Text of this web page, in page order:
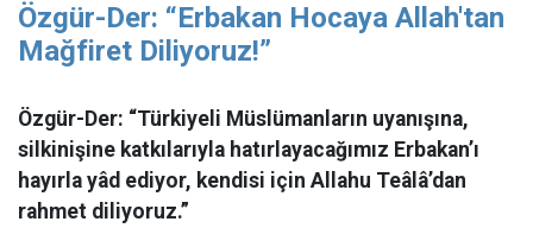
Özgür-Der: “Erbakan Hocaya Allah'tan
Mağfiret Diliyoruz!”
Özgür-Der: “Türkiyeli Müslümanların uyanışına,
silkinişine katkılarıyla hatırlayacağımız Erbakan’ı
hayırla yâd ediyor, kendisi için Allahu Teâlâ’dan
rahmet diliyoruz.”